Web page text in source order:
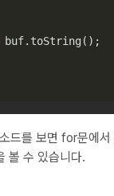
buf.toString();
드를 보면 for문에
볼 수 있습니다.